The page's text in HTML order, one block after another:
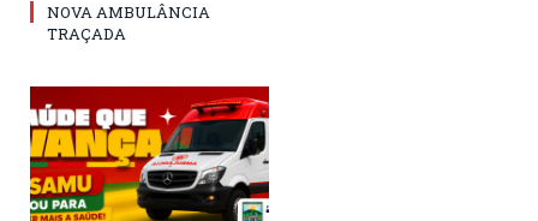
NOVA AMBULÂNCIA
TRAÇADA